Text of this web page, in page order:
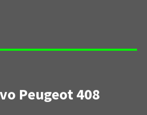
Peugeot 408